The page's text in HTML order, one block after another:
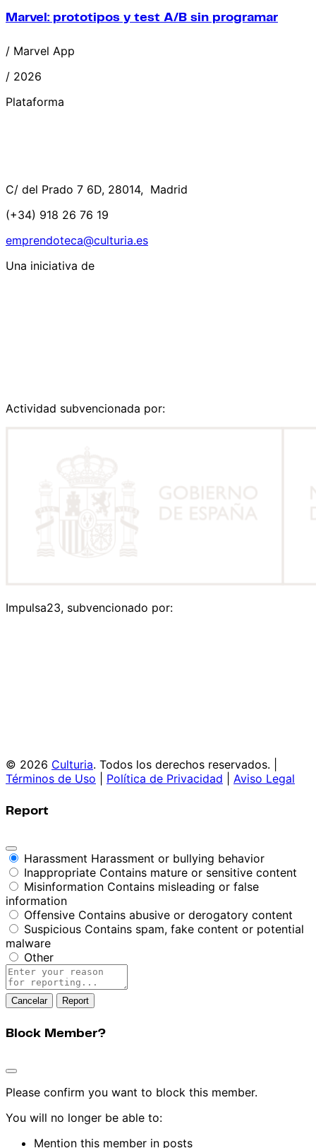
Marvel: prototipos y test A/B sin programar
/ Marvel App
/ 2026
Plataforma
C/ del Prado 7 6D, 28014, Madrid
(+34) 918 26 76 19
emprendoteca@culturia.es
Una iniciativa de
Actividad subvencionada por:
Impulsa23, subvencionado por:
© 2026 Culturia. Todos los derechos reservados. |
Términos de Uso
Política de Privacidad Aviso Legal
Report
Harassment Harassment or bullying behavior
Inappropriate Contains mature or sensitive content
Misinformation Contains misleading or false
information
Offensive Contains abusive or derogatory content
Suspicious Contains spam, fake content or potential
malware
Other
Report
note
Report
Block Member?
Please confirm you want to block this member.
You will no longer be able to:
Mention this member in posts